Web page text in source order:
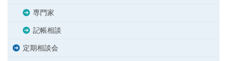
専門家
記帳相談
定期相談会